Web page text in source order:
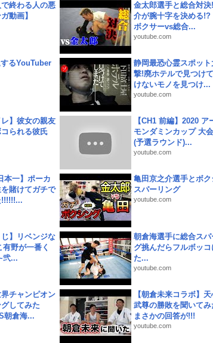
で終わる人の悪
動画】
金太郎選手と総合対決
介が腕十字を決める!?
ボクサーvs総合...
youtube.com
るYouTuber
静岡最恐心霊スポット
撃!廃ホテルで見つけ
けないモノを見つけ...
youtube.com
レ】彼女の親友
られる彼氏
【CH1 前編】2020 ア
モンダミンカップ 大
(予選ラウンド)...
youtube.com
本一】ポーカ
賭けてガチで
!!!!!!...
亀田京之介選手とボク
スパーリング
youtube.com
じ】リベンジな
野が一番く
弐...
朝倉海選手に総合スパ
グ挑んだらフルボッ
た...
youtube.com
チャンピオン
してみた
朝倉海...
【朝倉未来コラボ】
武尊の勝敗を聞いてみ
まさかの回答が!!!
youtube.com